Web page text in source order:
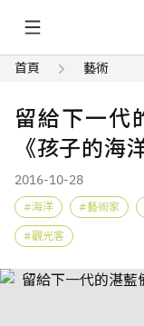
首頁 藝術
留給下一代
《孩子的海
2016-10-28
海洋 藝術家
觀光客